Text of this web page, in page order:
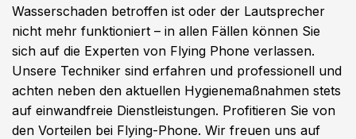
Wasserschaden betroffen ist oder der Lautsprecher
nicht mehr funktioniert – in allen Fällen können Sie
sich auf die Experten von Flying Phone verlassen.
Unsere Techniker sind erfahren und professionell und
achten neben den aktuellen Hygienemaßnahmen stets
auf einwandfreie Dienstleistungen. Profitieren Sie von
den Vorteilen bei Flying-Phone. Wir freuen uns auf